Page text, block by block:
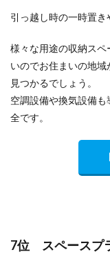
引っ越し時の一時置き
様々な用途の収納ス
いのでお住まいの地域
見つかるでしょう。
空調設備や換気設備
全です。
7位 スペースプ